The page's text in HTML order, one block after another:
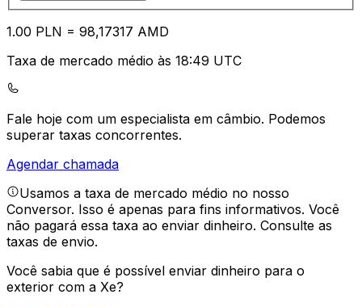
1.00 PLN = 98,17317 AMD
Taxa de mercado médio às 18:49 UTC
Fale hoje com um especialista em câmbio. Podemos
superar taxas concorrentes.
Agendar chamada
Usamos a taxa de mercado médio no nosso
Conversor. Isso é apenas para fins informativos. Você
não pagará essa taxa ao enviar dinheiro. Consulte as
taxas de envio.
Você sabia que é possível enviar dinheiro para o
exterior com a Xe?